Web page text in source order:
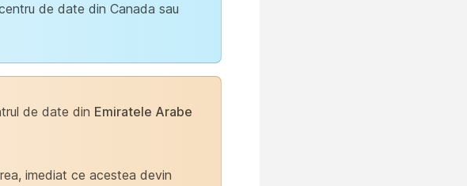
de date din Canada sau
de date din Emiratele Arabe
imediat ce acestea devin